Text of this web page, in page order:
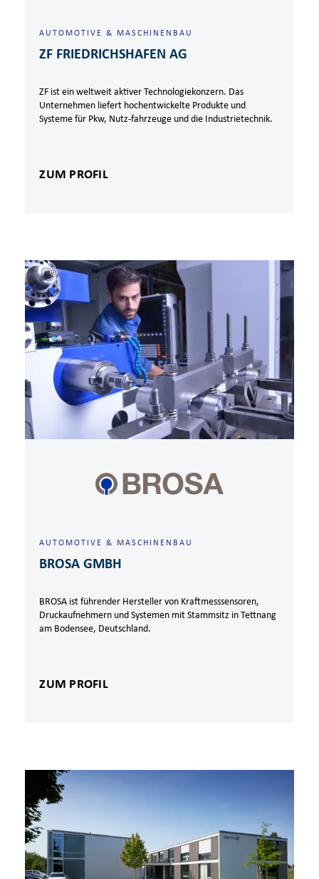
AUTOMOTIVE & MASCHINENBAU
ZF FRIEDRICHSHAFEN AG
ZF ist ein weltweit aktiver Technologiekonzern. Das
Unternehmen liefert hochentwickelte Produkte und
Systeme für Pkw, Nutz-fahrzeuge und die Industrietechnik.
ZUM PROFIL
AUTOMOTIVE & MASCHINENBAU
BROSA GMBH
BROSA ist führender Hersteller von Kraftmesssensoren,
Druckaufnehmern und Systemen mit Stammsitz in Tettnang
am Bodensee, Deutschland.
ZUM PROFIL